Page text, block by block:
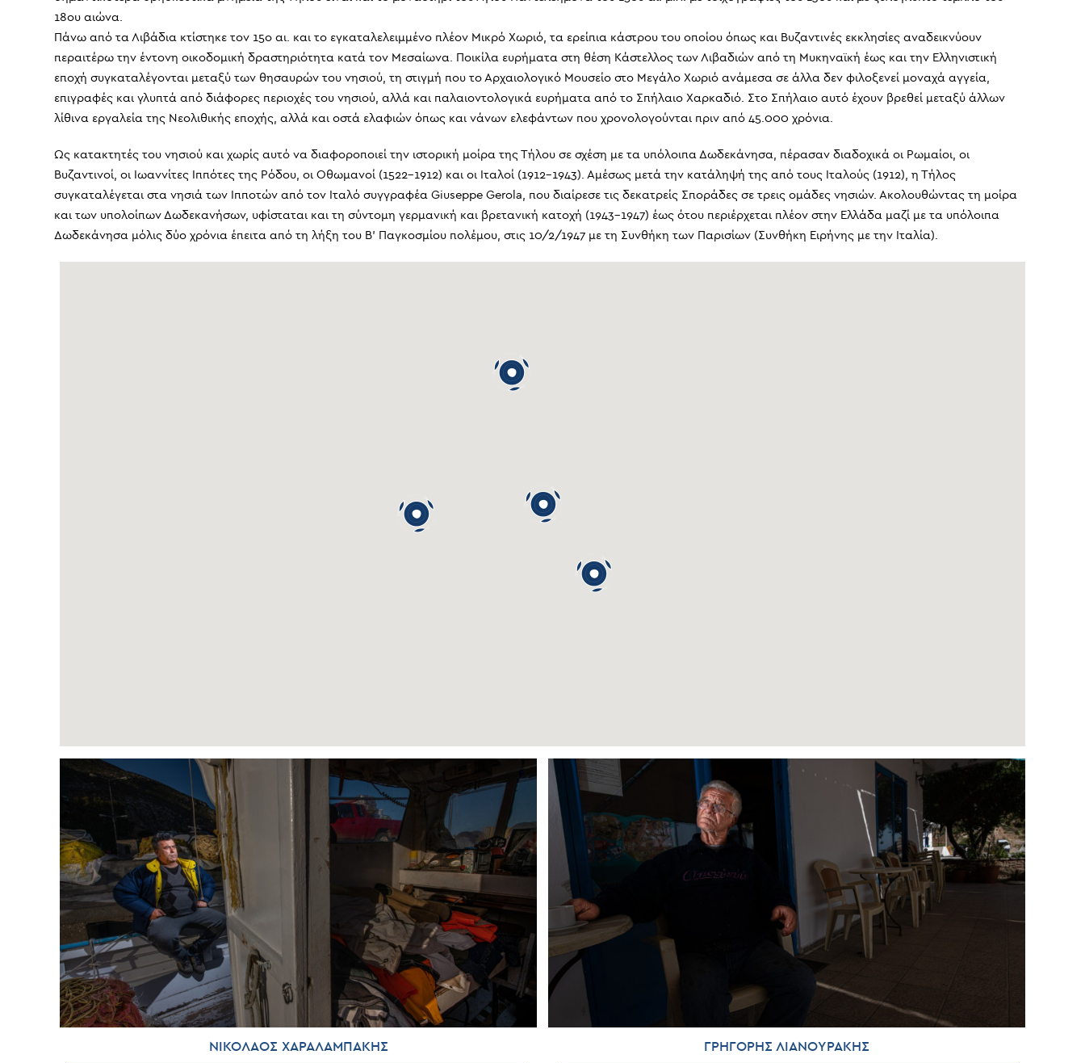
18ου αιώνα.
Πάνω από τα Λιβάδια κτίστηκε τον 15ο αι. και το εγκαταλελειμμένο πλέον Μικρό Χωριό, τα ερείπια κάστρου του οποίου όπως και Βυζαντινές εκκλησίες αναδεικνύουν
περαιτέρω την έντονη οικοδομική δραστηριότητα κατά τον Μεσαίωνα. Ποικίλα ευρήματα στη θέση Κάστελλος των Λιβαδιών από τη Μυκηναϊκή έως και την Ελληνιστική
εποχή συγκαταλέγονται μεταξύ των θησαυρών του νησιού, τη στιγμή που το Αρχαιολογικό Μουσείο στο Μεγάλο Χωριό ανάμεσα σε άλλα δεν φιλοξενεί μοναχά αγγεία,
επιγραφές και γλυπτά από διάφορες περιοχές του νησιού, αλλά και παλαιοντολογικά ευρήματα από το Σπήλαιο Χαρκαδιό. Στο Σπήλαιο αυτό έχουν βρεθεί μεταξύ άλλων
λίθινα εργαλεία της Νεολιθικής εποχής, αλλά και οστά ελαφιών όπως και νάνων ελεφάντων που χρονολογούνται πριν από 45.000 χρόνια.
Ως κατακτητές του νησιού και χωρίς αυτό να διαφοροποιεί την ιστορική μοίρα της Τήλου σε σχέση με τα υπόλοιπα Δωδεκάνησα, πέρασαν διαδοχικά οι Ρωμαίοι, οι
Βυζαντινοί, οι Ιωαννίτες Ιππότες της Ρόδου, οι Οθωμανοί (1522-1912) και οι Ιταλοί (1912-1943). Αμέσως μετά την κατάληψή της από τους Ιταλούς (1912), η Τήλος
συγκαταλέγεται στα νησιά των Ιπποτών από τον Ιταλό συγγραφέα Giuseppe Gerola, που διαίρεσε τις δεκατρείς Σποράδες σε τρεις ομάδες νησιών. Ακολουθώντας τη μοίρα
και των υπολοίπων Δωδεκανήσων, υφίσταται και τη σύντομη γερμανική και βρετανική κατοχή (1943-1947) έως ότου περιέρχεται πλέον στην Ελλάδα μαζί με τα υπόλοιπα
Δωδεκάνησα μόλις δύο χρόνια έπειτα από τη λήξη του Β’ Παγκοσμίου πολέμου, στις 10/2/1947 με τη Συνθήκη των Παρισίων (Συνθήκη Ειρήνης με την Ιταλία).
ΝΙΚΟΛΑΟΣ ΧΑΡΑΛΑΜΠΑΚΗΣ ΓΡΗΓΟΡΗΣ ΛΙΑΝΟΥΡΑΚΗΣ